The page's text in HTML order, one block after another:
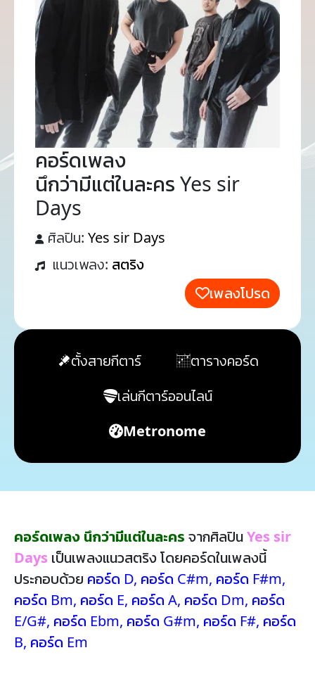
คอร์ดเพลง
นึกว่ามีแต่ในละคร Yes sir
Days
ศิลปิน: Yes sir Days
แนวเพลง: สตริง
เพลงโปรด
ตั้งสายกีตาร์
ตารางคอร์ด
เล่นกีตาร์ออนไลน์
Metronome
คอร์ดเพลง นึกว่ามีแต่ในละคร จากศิลปินYes sir
Days เป็นเพลงแนวสตริง โดยคอร์ดในเพลงนี้
ประกอบด้วย คอร์ด D, คอร์ด C#m, คอร์ด F#m,
คอร์ด Bm, คอร์ด E, คอร์ด A, คอร์ด Dm, คอร์ด
E/G#, คอร์ด Ebm, คอร์ด G#m, คอร์ด F#, คอร์ด
B, คอร์ด Em